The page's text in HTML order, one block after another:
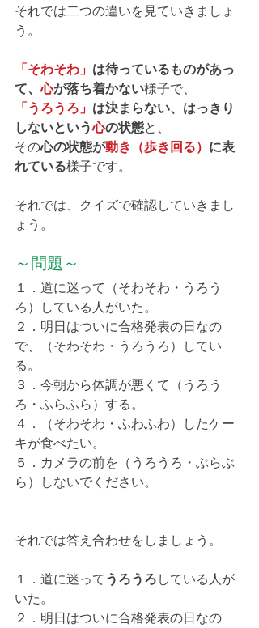
それでは二つの違いを見ていきましょ
う。
「そわそわ」 は待っているものがあっ
て、心が落ち着かない様子で、
「うろうろ」 は決まらない、はっきり
しないという心の状態と、
その心の状態が動き（歩き回る） に表
れている様子です。
それでは、クイズで確認していきまし
ょう。
～問題～
１．道に迷って（そわそわ・うろう
ろ）している人がいた。
２．明日はついに合格発表の日なの
で、（そわそわ・うろうろ）してい
る。
３．今朝から体調が悪くて（うろう
ろ・ふらふら）する。
４．（そわそわ・ふわふわ）したケー
キが食べたい。
５．カメラの前を（うろうろ・ぶらぶ
ら）しないでください。
それでは答え合わせをしましょう。
１．道に迷って うろうろ している人が
いた。
２．明日はついに合格発表の日なの